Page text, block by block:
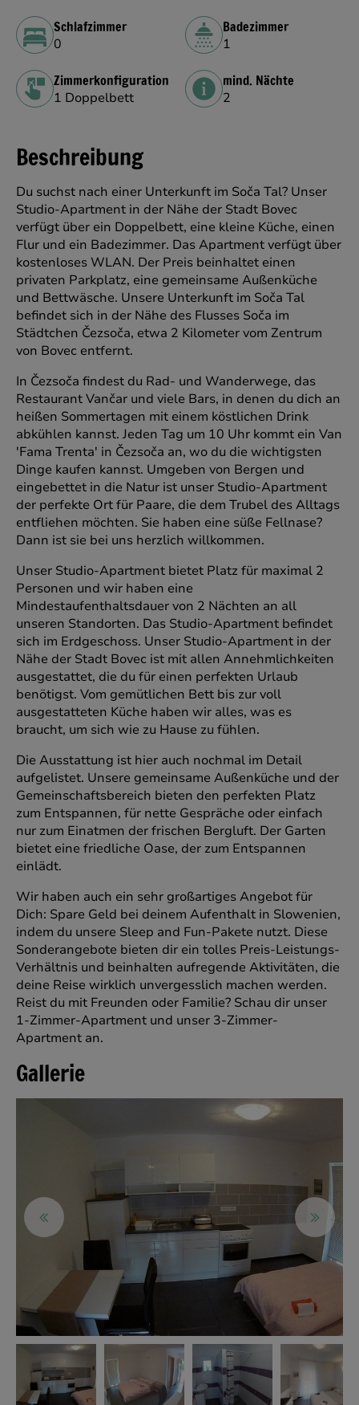
Schlafzimmer
0
Badezimmer
1
Zimmerkonfiguration
1 Doppelbett
mind. Nächte
2
Beschreibung
Du suchst nach einer Unterkunft im Soča Tal? Unser
Studio-Apartment in der Nähe der Stadt Bovec
verfügt über ein Doppelbett, eine kleine Küche, einen
Flur und ein Badezimmer. Das Apartment verfügt über
kostenloses WLAN. Der Preis beinhaltet einen
privaten Parkplatz, eine gemeinsame Außenküche
und Bettwäsche. Unsere Unterkunft im Soča Tal
befindet sich in der Nähe des Flusses Soča im
Städtchen Čezsoča, etwa 2 Kilometer vom Zentrum
von Bovec entfernt.
In Čezsoča findest du Rad- und Wanderwege, das
Restaurant Vančar und viele Bars, in denen du dich an
heißen Sommertagen mit einem köstlichen Drink
abkühlen kannst. Jeden Tag um 10 Uhr kommt ein Van
'Fama Trenta' in Čezsoča an, wo du die wichtigsten
Dinge kaufen kannst. Umgeben von Bergen und
eingebettet in die Natur ist unser Studio-Apartment
der perfekte Ort für Paare, die dem Trubel des Alltags
entfliehen möchten. Sie haben eine süße Fellnase?
Dann ist sie bei uns herzlich willkommen.
Unser Studio-Apartment bietet Platz für maximal 2
Personen und wir haben eine
Mindestaufenthaltsdauer von 2 Nächten an all
unseren Standorten. Das Studio-Apartment befindet
sich im Erdgeschoss. Unser Studio-Apartment in der
Nähe der Stadt Bovec ist mit allen Annehmlichkeiten
ausgestattet, die du für einen perfekten Urlaub
benötigst. Vom gemütlichen Bett bis zur voll
ausgestatteten Küche haben wir alles, was es
braucht, um sich wie zu Hause zu fühlen.
Die Ausstattung ist hier auch nochmal im Detail
aufgelistet. Unsere gemeinsame Außenküche und der
Gemeinschaftsbereich bieten den perfekten Platz
zum Entspannen, für nette Gespräche oder einfach
nur zum Einatmen der frischen Bergluft. Der Garten
bietet eine friedliche Oase, der zum Entspannen
einlädt.
Wir haben auch ein sehr großartiges Angebot für
Dich: Spare Geld bei deinem Aufenthalt in Slowenien,
indem du unsere Sleep and Fun-Pakete nutzt. Diese
Sonderangebote bieten dir ein tolles Preis-Leistungs-
Verhältnis und beinhalten aufregende Aktivitäten, die
deine Reise wirklich unvergesslich machen werden.
Reist du mit Freunden oder Familie? Schau dir unser
1-Zimmer-Apartment und unser 3-Zimmer-
Apartment an.
Gallerie